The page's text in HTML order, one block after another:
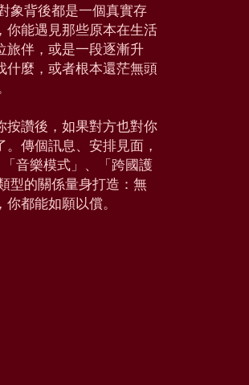
象背後都是一個真實存
你能遇見那些原本在生活
旅伴，或是一段逐漸升
什麼，或者根本還茫無頭
按讚後，如果對方也對你
傳個訊息、安排見面，
音樂模式」、「跨國護
型的關係量身打造：無
都能如願以償。